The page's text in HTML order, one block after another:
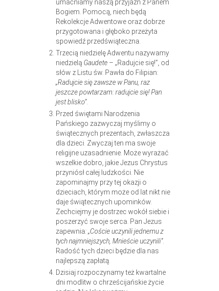
umacniamy naszą przyjaźń z Panem
Bogiem. Pomocą, niech będą
Rekolekcje Adwentowe oraz dobrze
przygotowana i głęboko przeżyta
spowiedź przedświąteczna.
Trzecią niedzielę Adwentu nazywamy
niedzielą Gaudete – „Radujcie się!”, od
słów z Listu św. Pawła do Filipian:
„Radujcie się zawsze w Panu, raz
jeszcze powtarzam: radujcie się! Pan
jest blisko”.
Przed świętami Narodzenia
Pańskiego zazwyczaj myślimy o
świątecznych prezentach, zwłaszcza
dla dzieci. Zwyczaj ten ma swoje
religijne uzasadnienie. Może wyrażać
wszelkie dobro, jakie Jezus Chrystus
przyniósł całej ludzkości. Nie
zapominajmy przy tej okazji o
dzieciach, którym może od lat nikt nie
daje świątecznych upominków.
Zechciejmy je dostrzec wokół siebie i
poszerzyć swoje serca. Pan Jezus
zapewnia: „Coście uczynili jednemu z
tych najmniejszych, Mnieście uczynili”.
Radość tych dzieci będzie dla nas
najlepszą zapłatą.
Dzisiaj rozpoczynamy też kwartalne
dni modlitw o chrześcijańskie życie